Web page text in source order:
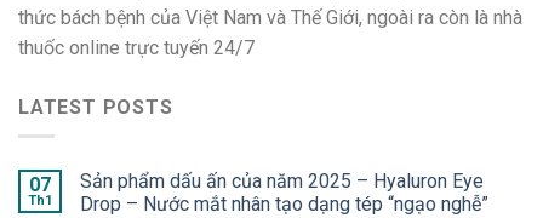
thức bách bệnh của Việt Nam và Thế Giới, ngoài ra còn là nhà
thuốc online trực tuyến 24/7
LATEST POSTS
07
Th1
Sản phẩm dấu ấn của năm 2025 – Hyaluron Eye
Drop – Nước mắt nhân tạo dạng tép “ngạo nghễ”